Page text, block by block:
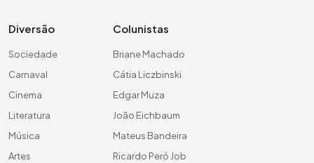
Diversão
Sociedade
Carnaval
Cinema
Literatura
Música
Artes
Colunistas
Briane Machado
Cátia Liczbinski
Edgar Muza
João Eichbaum
Mateus Bandeira
Ricardo Peró Job